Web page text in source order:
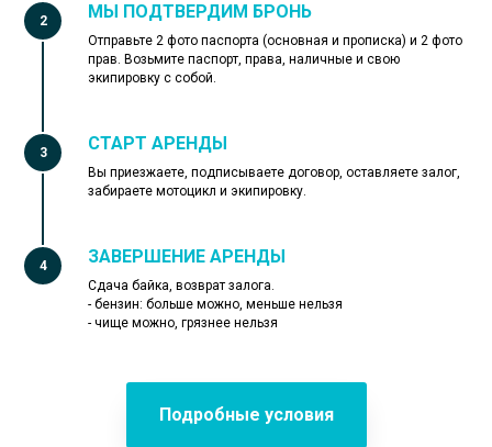
МЫ ПОДТВЕРДИМ БРОНЬ
Отправьте 2 фото паспорта (основная и прописка) и 2 фото
прав. Возьмите паспорт, права, наличные и свою
экипировку с собой.
СТАРТ АРЕНДЫ
Вы приезжаете, подписываете договор, оставляете залог,
забираете мотоцикл и экипировку.
ЗАВЕРШЕНИЕ АРЕНДЫ
Сдача байка, возврат залога.
- бензин: больше можно, меньше нельзя
- чище можно, грязнее нельзя
Подробные условия